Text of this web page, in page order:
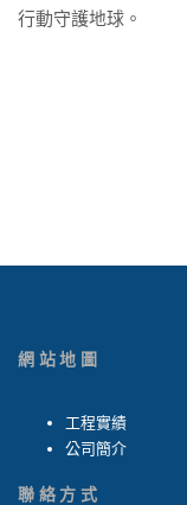
行動守護地球。
網站地圖
工程實績
公司簡介
聯絡方式